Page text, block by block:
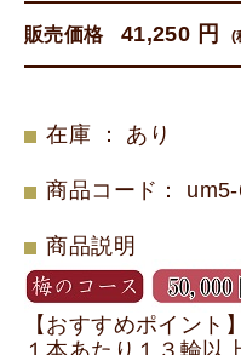
販売価格 41,250 円 (
在庫 ： あり
商品コード ：
商品説明
【おすすめポイント】
１本あたり１３輪以